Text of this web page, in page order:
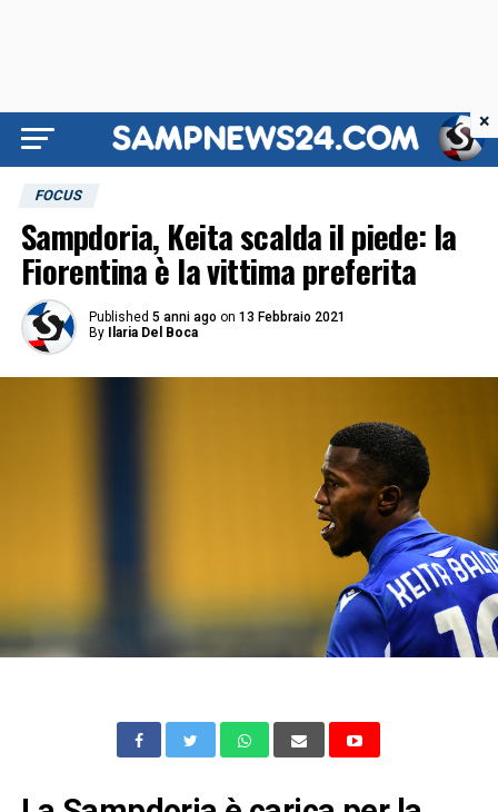
FOCUS
Sampdoria, Keita scalda il piede: la
Fiorentina è la vittima preferita
Published 5 anni ago on 13 Febbraio 2021
By
Ilaria Del Boca
×